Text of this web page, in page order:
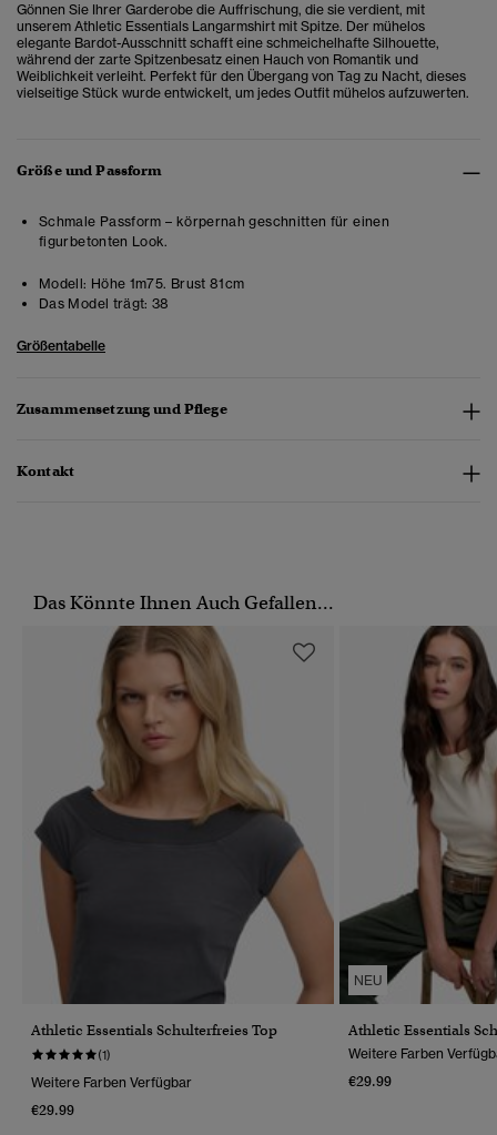
Gönnen Sie Ihrer Garderobe die Auffrischung, die sie verdient, mit
unserem Athletic Essentials Langarmshirt mit Spitze. Der mühelos
elegante Bardot-Ausschnitt schafft eine schmeichelhafte Silhouette,
während der zarte Spitzenbesatz einen Hauch von Romantik und
Weiblichkeit verleiht. Perfekt für den Übergang von Tag zu Nacht, dieses
vielseitige Stück wurde entwickelt, um jedes Outfit mühelos aufzuwerten.
Größe und Passform
Schmale Passform – körpernah geschnitten für einen
figurbetonten Look.
Modell: Höhe 1m75. Brust 81cm
Das Model trägt: 38
Größentabelle
Zusammensetzung und Pflege
Kontakt
Das Könnte Ihnen Auch Gefallen...
Athletic Essentials Schulterfreies Top
(1)
Weitere Farben Verfügbar
€29.99
NEU
Athletic Essentials
Weitere Farben
€29.99